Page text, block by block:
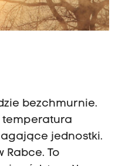
bezchmurnie.
temperatura
jednostki.
Rabce. To